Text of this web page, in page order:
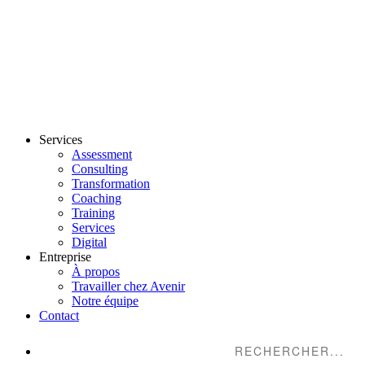
Services
Assessment
Consulting
Transformation
Coaching
Training
Services
Digital
Entreprise
À propos
Travailler chez Avenir
Notre équipe
Contact